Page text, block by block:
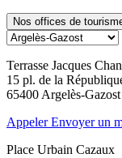
Nos offices de
Terrasse Jacques
15 pl. de la
65400 Argelès-Gazost
AppelerEnvoyer un
Place Urbain Cazaux